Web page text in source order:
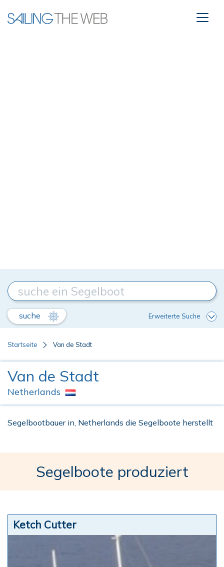
suche Erweiterte Suche
Startseite Van de Stadt
Van de Stadt
Netherlands
Segelbootbauer in, Netherlands die Segelboote herstellt
Segelboote produziert
Ketch Cutter